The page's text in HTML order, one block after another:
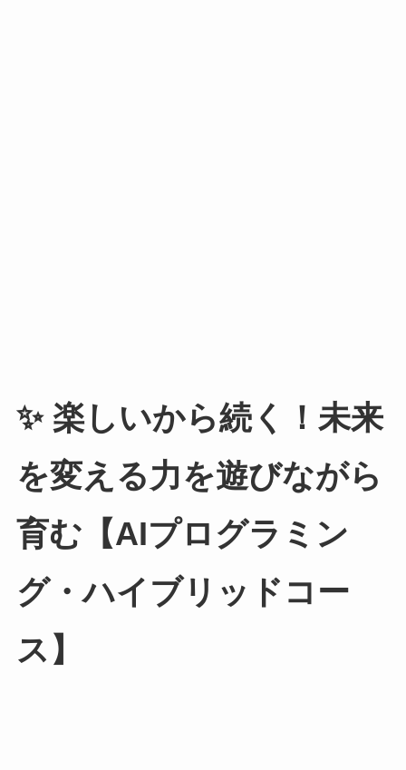
✨ 楽しいから続く！未来
を変える力を遊びながら
育む【AIプログラミン
グ・ハイブリッドコー
ス】